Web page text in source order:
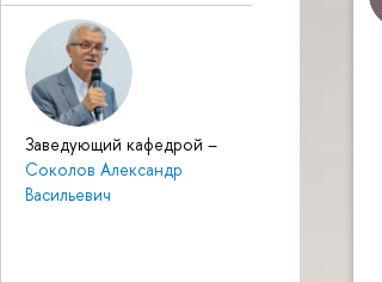
Заведующий кафедрой –
Соколов Александр
Васильевич